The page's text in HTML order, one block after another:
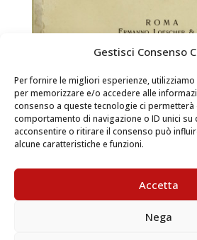
Gestisci Consenso
Per fornire le migliori esperienze,
per memorizzare e/o accedere alle
consenso a queste tecnologie ci
comportamento di navigazione o ID unici su
acconsentire o ritirare il consenso può
alcune caratteristiche e funzioni.
Accetta
Nega
Sabaudae Mulieres
Libri e territorio / Casa Savoia  La
del libro si trova nella Sala di
Racconigi Vai al percorso di visita
Autore: Severino Attilj Data di
L’autore dedica alla regina Elena,